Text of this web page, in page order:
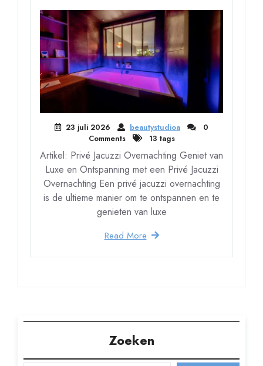
23 juli 2026 beautystudioa
0
Comments
13 tags
Artikel: Privé Jacuzzi Overnachting Geniet van
Luxe en Ontspanning met een Privé Jacuzzi
Overnachting Een privé jacuzzi overnachting
is de ultieme manier om te ontspannen en te
genieten van luxe
Read More
Zoeken